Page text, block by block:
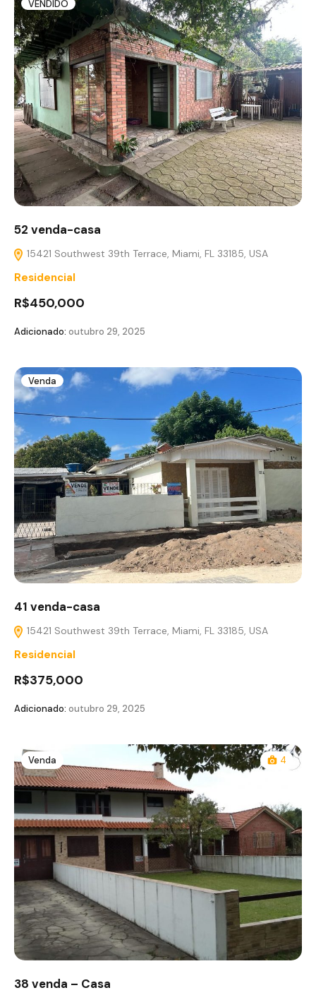
VENDIDO
52 venda-casa
15421 Southwest 39th Terrace, Miami, FL 33185, USA
Residencial
R$450,000
Adicionado: outubro 29, 2025
Venda
41 venda-casa
15421 Southwest 39th Terrace, Miami, FL 33185, USA
Residencial
R$375,000
Adicionado: outubro 29, 2025
Venda 4
38 venda – Casa